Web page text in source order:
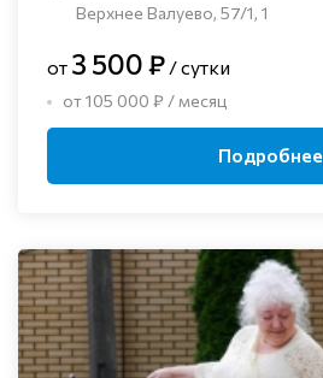
Верхнее Валуево, 57/1, 1
от 3 500 ₽ / сутки
от 105 000 ₽ / месяц
Подробнее